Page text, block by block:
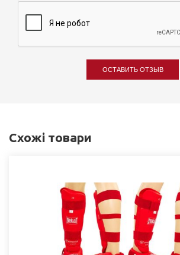
ОСТАВИТЬ ОТЗЫВ
Схожі товари